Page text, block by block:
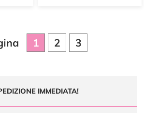
1 2 3
IMMEDIATA!